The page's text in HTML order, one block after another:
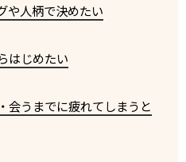
や人柄で決めたい
はじめたい
会うまでに疲れてしまうと